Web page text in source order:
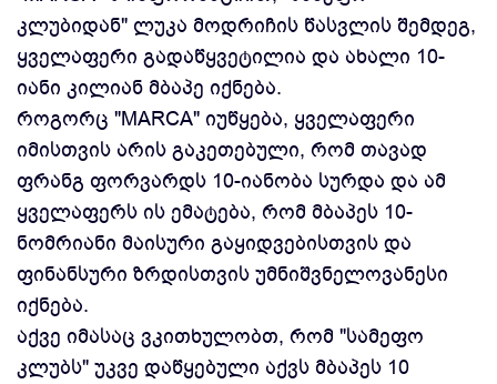
კლუბიდან" ლუკა მოდრიჩის წასვლის შემდეგ,
ყველაფერი გადაწყვეტილია და ახალი 10-
იანი კილიან მბაპე იქნება.
როგორც "MARCA" იუწყება, ყველაფერი
იმისთვის არის გაკეთებული, რომ თავად
ფრანგ ფორვარდს 10-იანობა სურდა და ამ
ყველაფერს ის ემატება, რომ მბაპეს 10-
ნომრიანი მაისური გაყიდვებისთვის და
ფინანსური ზრდისთვის უმნიშვნელოვანესი
იქნება.
აქვე იმასაც ვკითხულობთ, რომ "სამეფო
კლუბს" უკვე დაწყებული აქვს მბაპეს 10